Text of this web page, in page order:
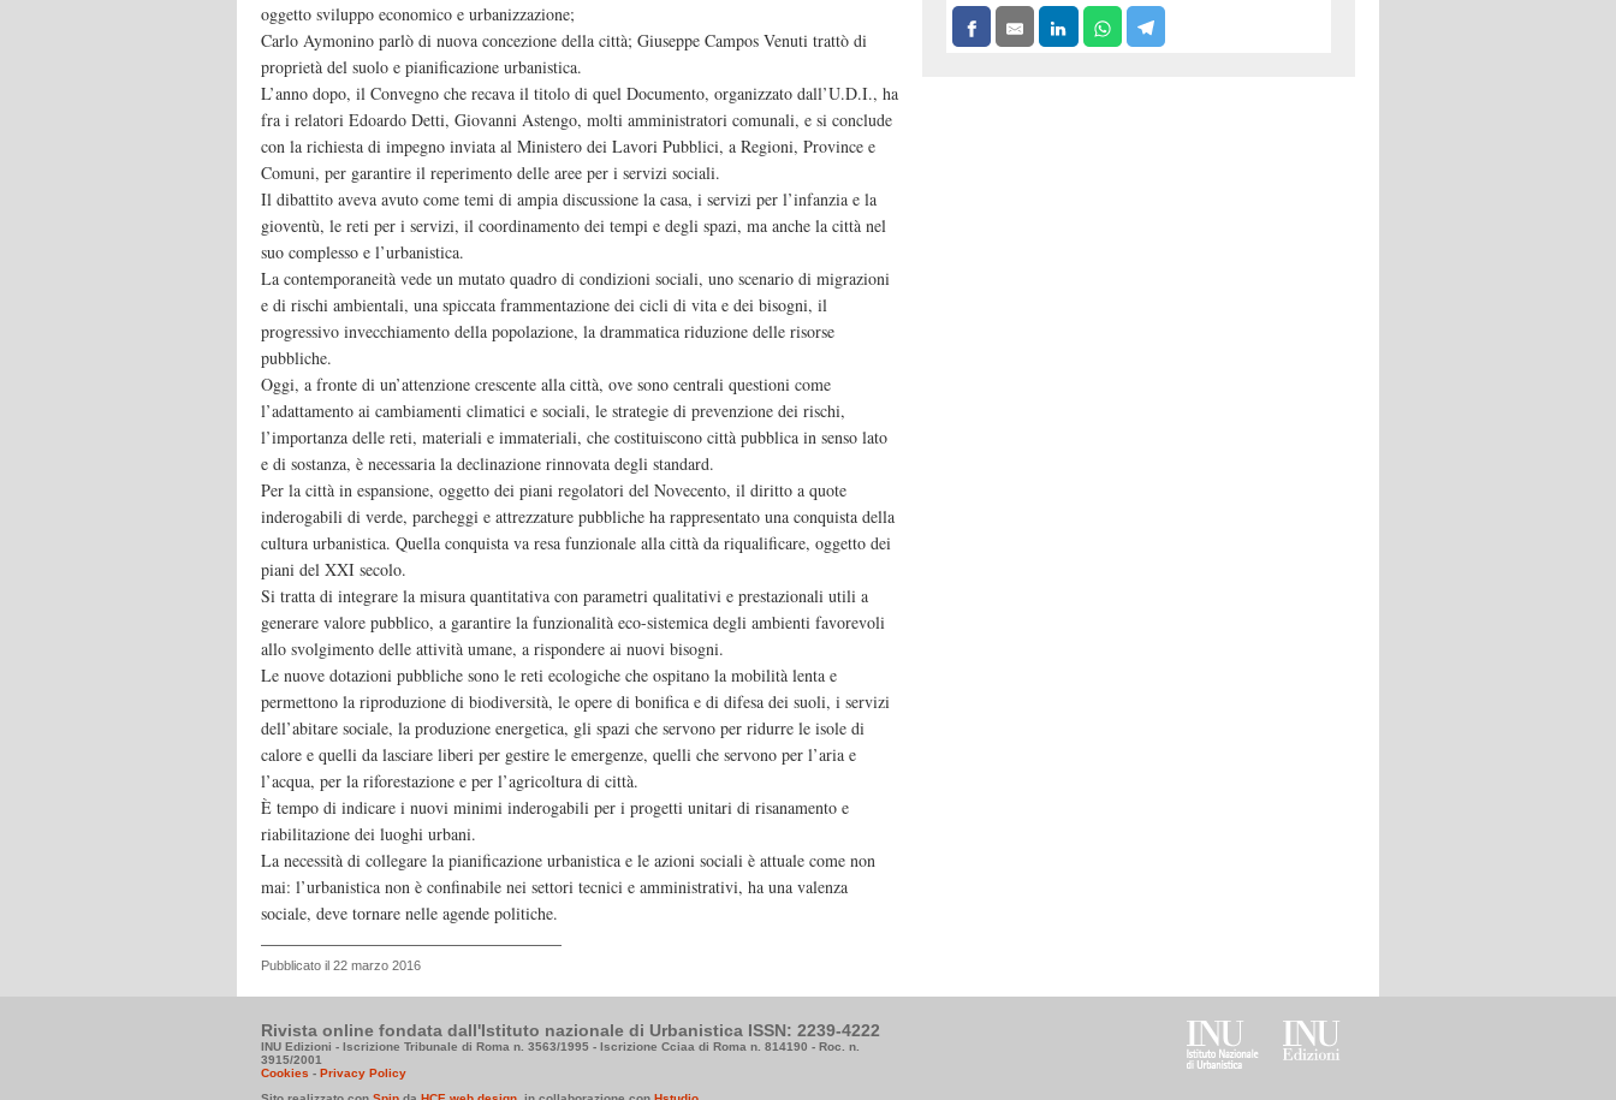
oggetto sviluppo economico e urbanizzazione;
Carlo Aymonino parlò di nuova concezione della città; Giuseppe Campos Venuti trattò di
proprietà del suolo e pianificazione urbanistica.
L’anno dopo, il Convegno che recava il titolo di quel Documento, organizzato dall’U.D.I., ha
fra i relatori Edoardo Detti, Giovanni Astengo, molti amministratori comunali, e si conclude
con la richiesta di impegno inviata al Ministero dei Lavori Pubblici, a Regioni, Province e
Comuni, per garantire il reperimento delle aree per i servizi sociali.
Il dibattito aveva avuto come temi di ampia discussione la casa, i servizi per l’infanzia e la
gioventù, le reti per i servizi, il coordinamento dei tempi e degli spazi, ma anche la città nel
suo complesso e l’urbanistica.
La contemporaneità vede un mutato quadro di condizioni sociali, uno scenario di migrazioni
e di rischi ambientali, una spiccata frammentazione dei cicli di vita e dei bisogni, il
progressivo invecchiamento della popolazione, la drammatica riduzione delle risorse
pubbliche.
Oggi, a fronte di un’attenzione crescente alla città, ove sono centrali questioni come
l’adattamento ai cambiamenti climatici e sociali, le strategie di prevenzione dei rischi,
l’importanza delle reti, materiali e immateriali, che costituiscono città pubblica in senso lato
e di sostanza, è necessaria la declinazione rinnovata degli standard.
Per la città in espansione, oggetto dei piani regolatori del Novecento, il diritto a quote
inderogabili di verde, parcheggi e attrezzature pubbliche ha rappresentato una conquista della
cultura urbanistica. Quella conquista va resa funzionale alla città da riqualificare, oggetto dei
piani del XXI secolo.
Si tratta di integrare la misura quantitativa con parametri qualitativi e prestazionali utili a
generare valore pubblico, a garantire la funzionalità eco-sistemica degli ambienti favorevoli
allo svolgimento delle attività umane, a rispondere ai nuovi bisogni.
Le nuove dotazioni pubbliche sono le reti ecologiche che ospitano la mobilità lenta e
permettono la riproduzione di biodiversità, le opere di bonifica e di difesa dei suoli, i servizi
dell’abitare sociale, la produzione energetica, gli spazi che servono per ridurre le isole di
calore e quelli da lasciare liberi per gestire le emergenze, quelli che servono per l’aria e
l’acqua, per la riforestazione e per l’agricoltura di città.
È tempo di indicare i nuovi minimi inderogabili per i progetti unitari di risanamento e
riabilitazione dei luoghi urbani.
La necessità di collegare la pianificazione urbanistica e le azioni sociali è attuale come non
mai: l’urbanistica non è confinabile nei settori tecnici e amministrativi, ha una valenza
sociale, deve tornare nelle agende politiche.
Pubblicato il 22 marzo 2016
Rivista online fondata dall'Istituto nazionale di Urbanistica ISSN: 2239-4222
INU Edizioni - Iscrizione Tribunale di Roma n. 3563/1995 - Iscrizione Cciaa di Roma n. 814190 - Roc. n.
3915/2001
Cookies - Privacy Policy